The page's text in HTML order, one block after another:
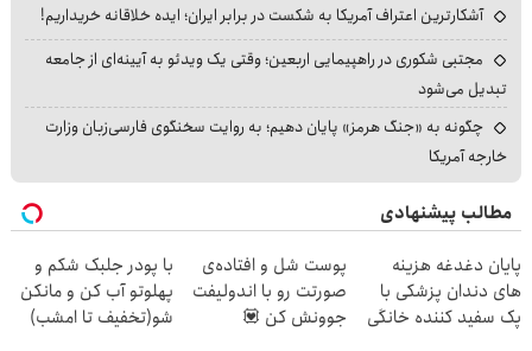
آشکارترین اعتراف آمریکا به شکست در برابر ایران؛ ایده خلاقانه خریداریم!
مجتبی شکوری در راهپیمایی اربعین؛ وقتی یک ویدئو به آیینه‌ای از جامعه
تبدیل می‌شود
چگونه به «جنگ هرمز» پایان دهیم؛ به روایت سخنگوی فارسی‌زبان وزارت
خارجه آمریکا
مطالب پیشنهادی
پایان دغدغه هزینه
های دندان پزشکی با
پک سفید کننده خانگی
پوست شل و افتاده‌ی
صورتت رو با اندولیفت
جوونش کن 💟
با پودر جلبک شکم و
پهلوتو آب کن و مانکن
شو(تخفیف تا امشب)